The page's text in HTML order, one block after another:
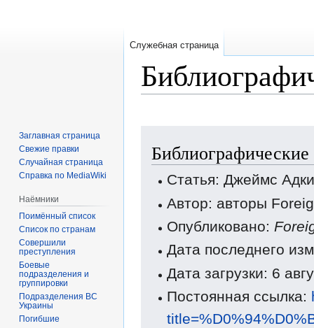
навигации
поиску
Статья: Джеймс
Автор: авторы
Опубликовано:
Дата последнего
Дата загрузки: 6
Постоянная ссылка:
Служебная страница
Заглавная страница
Свежие правки
Случайная страница
Справка по MediaWiki
Наёмники
Поимённый список
Список по странам
Совершили
преступления
Боевые
подразделения и
группировки
Подразделения ВС
Украины
Погибшие